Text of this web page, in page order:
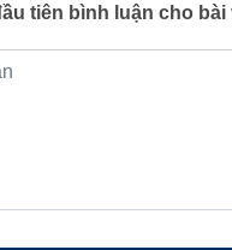
tiên bình luận cho bài